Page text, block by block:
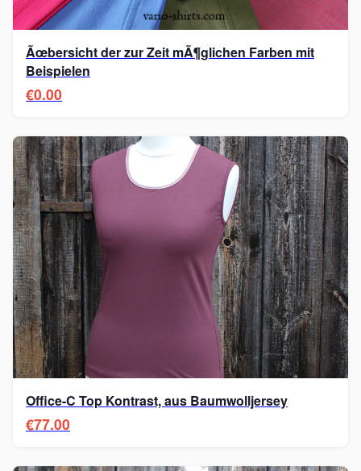
Ãœbersicht der zur Zeit mÃ¶glichen Farben mit
Beispielen
€0.00
Office-C Top Kontrast, aus Baumwolljersey
€77.00